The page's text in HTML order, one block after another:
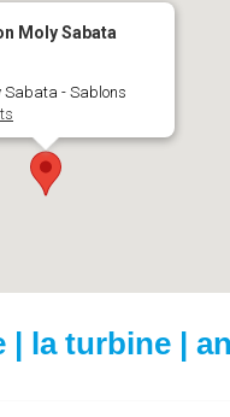
Moly Sabata
Sabata - Sablons
| la turbine |